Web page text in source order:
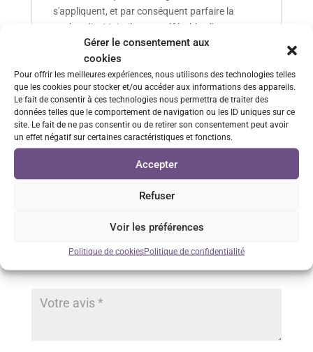
Gérer le consentement aux
cookies
Pour offrir les meilleures expériences, nous utilisons des technologies telles
que les cookies pour stocker et/ou accéder aux informations des appareils.
Le fait de consentir à ces technologies nous permettra de traiter des
données telles que le comportement de navigation ou les ID uniques sur ce
site. Le fait de ne pas consentir ou de retirer son consentement peut avoir
un effet négatif sur certaines caractéristiques et fonctions.
Accepter
Refuser
Voir les préférences
Politique de cookiesPolitique de confidentialité
s'appliquent, et par conséquent parfaire la
psalmodie. Mais, il reste préférable, d'une
manière ou d'une autre, de se référer à la bonne
articulation des psalmodieurs.
Commentaires
Soyez le premier à laisser votre avis sur “Coran Hafs
obligatoires sont indiqués avec*